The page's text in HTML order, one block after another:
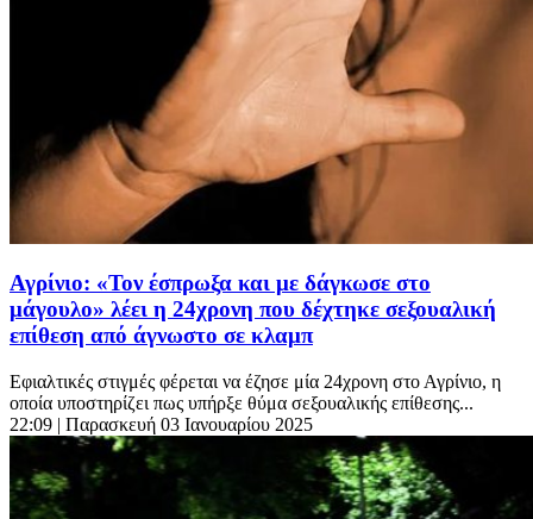
Αγρίνιο: «Τον έσπρωξα και με δάγκωσε στο
μάγουλο» λέει η 24χρονη που δέχτηκε σεξουαλική
επίθεση από άγνωστο σε κλαμπ
Εφιαλτικές στιγμές φέρεται να έζησε μία 24χρονη στο Αγρίνιο, η
οποία υποστηρίζει πως υπήρξε θύμα σεξουαλικής επίθεσης...
22:09 | Παρασκευή 03 Ιανουαρίου 2025